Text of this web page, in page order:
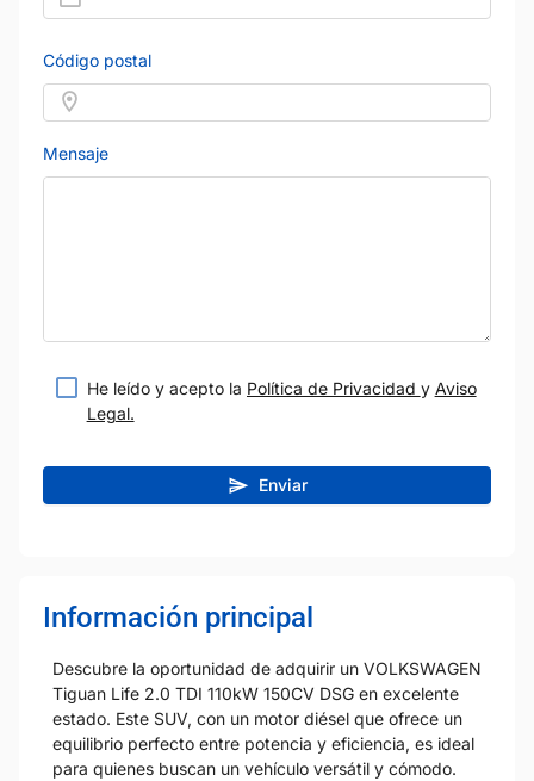
Código postal
Mensaje
He leído y acepto la Política de Privacidad y Aviso
Legal.
Enviar
Información principal
Descubre la oportunidad de adquirir un VOLKSWAGEN
Tiguan Life 2.0 TDI 110kW 150CV DSG en excelente
estado. Este SUV, con un motor diésel que ofrece un
equilibrio perfecto entre potencia y eficiencia, es ideal
para quienes buscan un vehículo versátil y cómodo.